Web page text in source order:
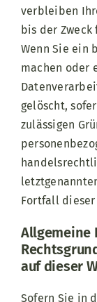
verbleiben
bis der
Wenn Sie ein
machen oder
gelöscht,
zulässigen
Fortfall dieser
Allgemeine
auf dieser
Sofern Sie in